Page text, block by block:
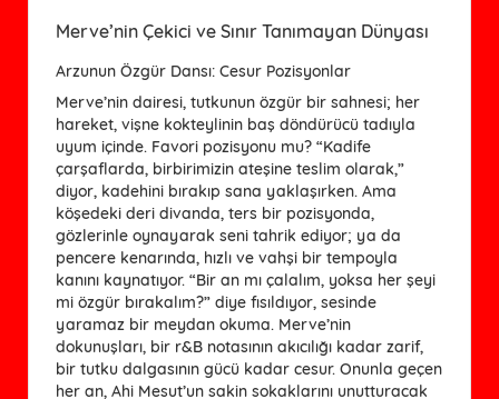
Merve’nin Çekici ve Sınır Tanımayan Dünyası
Arzunun Özgür Dansı: Cesur Pozisyonlar
Merve’nin dairesi, tutkunun özgür bir sahnesi; her
hareket, vişne kokteylinin baş döndürücü tadıyla
uyum içinde. Favori pozisyonu mu? “Kadife
çarşaflarda, birbirimizin ateşine teslim olarak,”
diyor, kadehini bırakıp sana yaklaşırken. Ama
köşedeki deri divanda, ters bir pozisyonda,
gözlerinle oynayarak seni tahrik ediyor; ya da
pencere kenarında, hızlı ve vahşi bir tempoyla
kanını kaynatıyor. “Bir an mı çalalım, yoksa her şeyi
mi özgür bırakalım?” diye fısıldıyor, sesinde
yaramaz bir meydan okuma. Merve’nin
dokunuşları, bir r&B notasının akıcılığı kadar zarif,
bir tutku dalgasının gücü kadar cesur. Onunla geçen
her an, Ahi Mesut’un sakin sokaklarını unutturacak